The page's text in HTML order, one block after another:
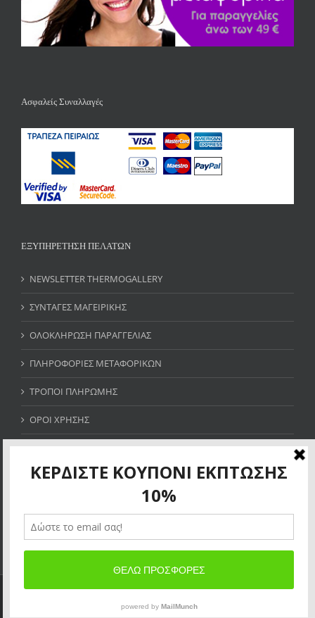
Allow thermogallery.gr to send web push
Allow
×
Ασφαλείς Συναλλαγές
ΕΞΥΠΗΡΕΤΗΣΗ ΠΕΛΑΤΩΝ
NEWSLETTER THERMOGALLERY
ΣΥΝΤΑΓΕΣ ΜΑΓΕΙΡΙΚΗΣ
ΟΛΟΚΛΗΡΩΣΗ ΠΑΡΑΓΓΕΛΙΑΣ
ΠΛΗΡΟΦΟΡΙΕΣ ΜΕΤΑΦΟΡΙΚΩΝ
ΤΡΟΠΟΙ ΠΛΗΡΩΜΗΣ
ΟΡΟΙ ΧΡΗΣΗΣ
SITE MAP
ΚΕΡΔΙΣΤΕ ΚΟΥΠΟΝΙ ΕΚΠΤΩΣΗΣ 10%
ΚΑΤΑΣΚΕΥΗ ΙΣΤΟΣΕΛΙΔΩΝ